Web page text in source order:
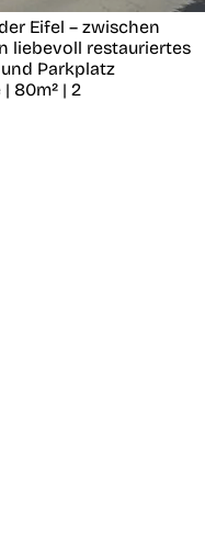
Eifel – zwischen
liebevoll restauriertes
Parkplatz
80m² | 2